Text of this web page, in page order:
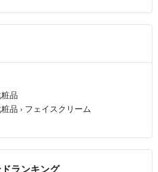
品
品 › フェイスクリーム
ランキング